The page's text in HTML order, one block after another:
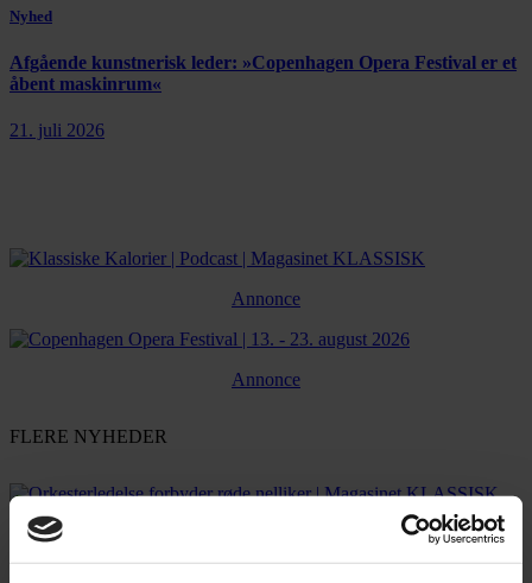
Nyhed
Afgående kunstnerisk leder: »Copenhagen Opera Festival er et
åbent maskinrum«
21. juli 2026
Annonce
Annonce
FLERE NYHEDER